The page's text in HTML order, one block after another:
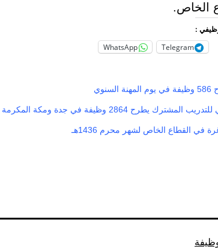
الخاص.
:
Telegram
WhatsApp
يطرح 2864 وظيفة في جدة ومكة المكرمة
في القطاع الخاص لشهر محرم 1436هـ